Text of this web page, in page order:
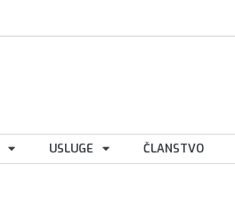
USLUGE ČLANSTVO